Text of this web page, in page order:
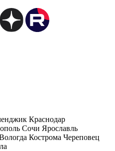
Краснодар
Сочи Ярославль
Кострома Череповец